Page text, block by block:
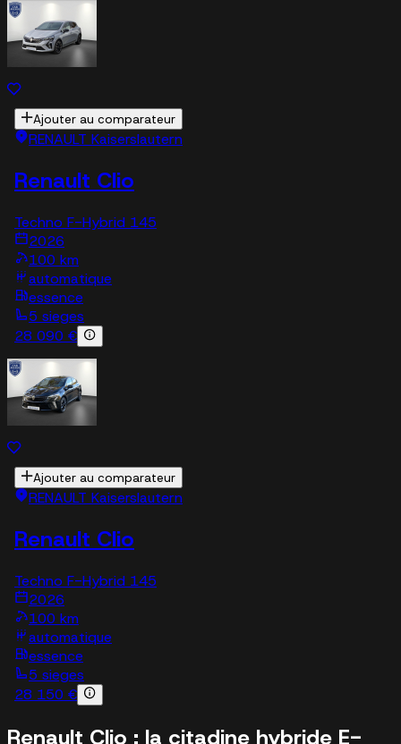
Ajouter au comparateur
RENAULT Kaiserslautern
Renault Clio
Techno F-Hybrid 145
2026
100 km
automatique
essence
5 sieges
28 090 €
Ajouter au comparateur
RENAULT Kaiserslautern
Renault Clio
Techno F-Hybrid 145
2026
100 km
automatique
essence
5 sieges
28 150 €
Renault Clio : la citadine hybride E-